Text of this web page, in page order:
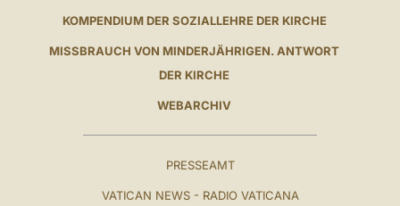
KOMPENDIUM DER SOZIALLEHRE DER KIRCHE
MISSBRAUCH VON MINDERJÄHRIGEN. ANTWORT
DER KIRCHE
WEBARCHIV
PRESSEAMT
VATICAN NEWS - RADIO VATICANA